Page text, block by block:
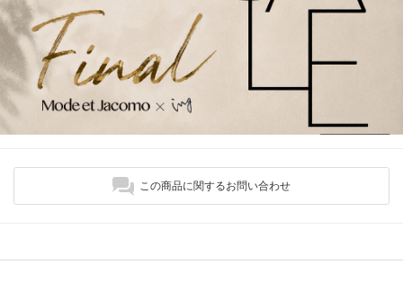
この商品に関するお問い合わせ